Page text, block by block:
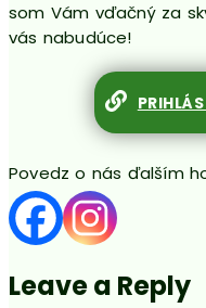
som Vám vďačný za
vás nabudúce!
Povedz o nás ďalším
Leave a Reply